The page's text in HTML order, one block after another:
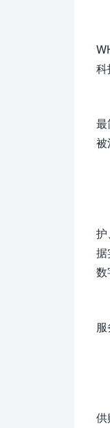
科
最
被
护
据
数
供